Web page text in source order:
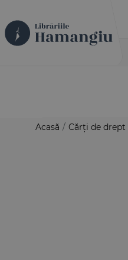
Acasă / Cărți de drept